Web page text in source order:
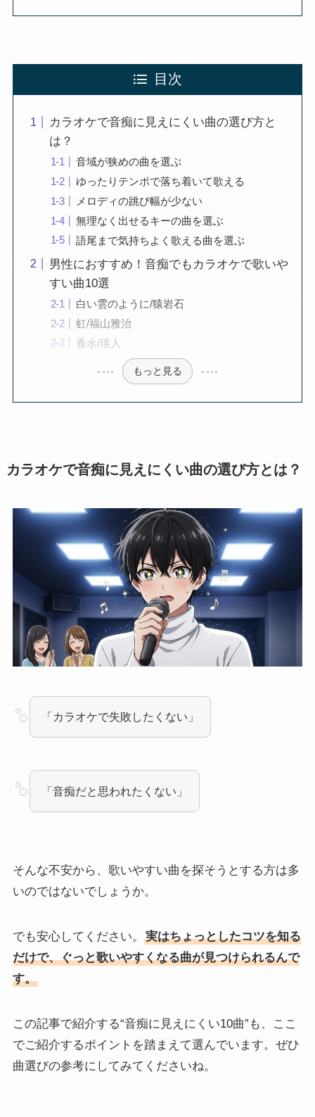
目次
カラオケで音痴に見えにくい曲の選び方と
は？
音域が狭めの曲を選ぶ
ゆったりテンポで落ち着いて歌える
メロディの跳び幅が少ない
無理なく出せるキーの曲を選ぶ
語尾まで気持ちよく歌える曲を選ぶ
男性におすすめ！音痴でもカラオケで歌いや
すい曲10選
白い雲のように/猿岩石
虹/福山雅治
香水/瑛人
もっと見る
カラオケで音痴に見えにくい曲の選び方とは？
「カラオケで失敗したくない」
「音痴だと思われたくない」
そんな不安から、歌いやすい曲を探そうとする方は多
いのではないでしょうか。
でも安心してください。
実はちょっとしたコツを知る
だけで、ぐっと歌いやすくなる曲が見つけられるんで
す。
この記事で紹介する“音痴に見えにくい10曲”も、ここ
でご紹介するポイントを踏まえて選んでいます。ぜひ
曲選びの参考にしてみてくださいね。